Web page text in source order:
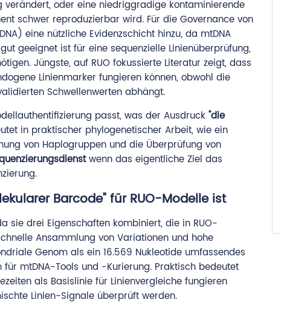
oder eine niedriggradige kontaminierende
schwer reproduzierbar wird. Für die Governance von
eine nützliche Evidenzschicht hinzu, da mtDNA
geeignet ist für eine sequenzielle Linienüberprüfung,
Jüngste, auf RUO fokussierte Literatur zeigt, dass
Linienmarker fungieren können, obwohl die
Schwellenwerten abhängt.
passt, was der Ausdruck"die
in praktischer phylogenetischer Arbeit, wie ein
von Haplogruppen und die Überprüfung von
wenn das eigentliche Ziel das
Barcode" für RUO-Modelle ist
sie drei Eigenschaften kombiniert, die in RUO-
Ansammlung von Variationen und hohe
Genom als ein 16.569 Nukleotide umfassendes
mtDNA-Tools und -Kurierung. Praktisch bedeutet
als Basislinie für Linienvergleiche fungieren
Linien-Signale überprüft werden.